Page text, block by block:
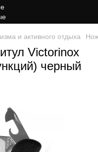
и активного отдыха
Victorinox
черный